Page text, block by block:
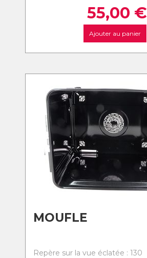
55,00 €
Ajouter au panier
MOUFLE
Repère sur la vue éclatée : 130